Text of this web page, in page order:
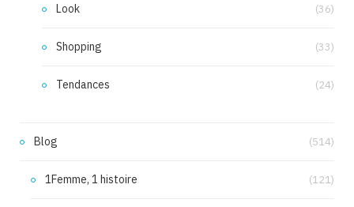
Look (36)
Shopping (33)
Tendances (24)
Blog (514)
1Femme, 1 histoire (121)